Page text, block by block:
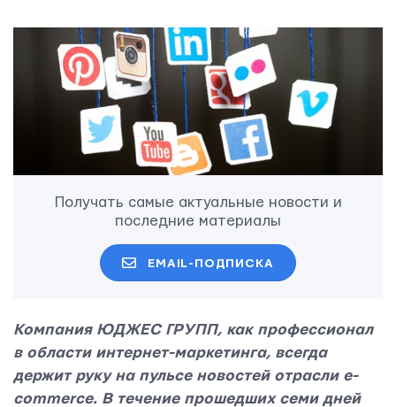
Получать самые актуальные новости и
последние материалы
EMAIL-ПОДПИСКА
Компания ЮДЖЕС ГРУПП, как профессионал
в области интернет-маркетинга, всегда
держит руку на пульсе новостей отрасли e-
commerce. В течение прошедших семи дней